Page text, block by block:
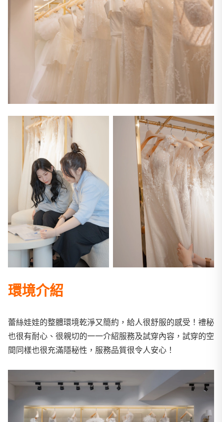
環境介紹
蕾絲娃娃的整體環境乾淨又簡約，給人很舒服的感受！禮秘
也很有耐心、很親切的一一介紹服務及試穿內容，試穿的空
間同樣也很充滿隱秘性，服務品質很令人安心！